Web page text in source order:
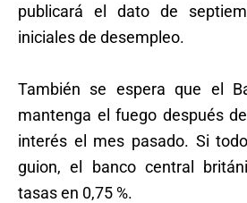
publicará el dato de
iniciales de desempleo.
También se espera que el
mantenga el fuego después
interés el mes pasado. Si
guion, el banco central
tasas en 0,75 %.